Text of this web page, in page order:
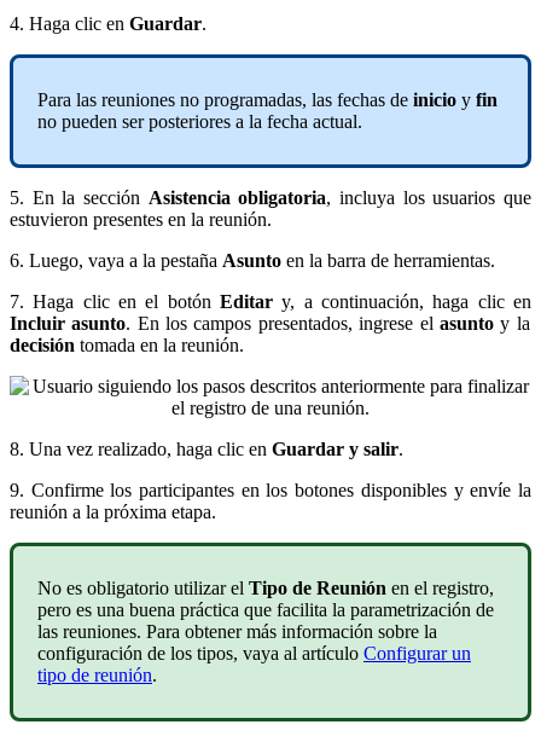
4. Haga clic en Guardar.
Para las reuniones no programadas, las fechas de inicio y fin
no pueden ser posteriores a la fecha actual.
5. En la sección Asistencia obligatoria, incluya los usuarios que
estuvieron presentes en la reunión.
6. Luego, vaya a la pestaña Asunto en la barra de herramientas.
7. Haga clic en el botón Editar y, a continuación, haga clic en
Incluir asunto. En los campos presentados, ingrese el asuntoy la
decisión tomada en la reunión.
8. Una vez realizado, haga clic en Guardar y salir.
9. Confirme los participantes en los botones disponibles y envíe la
reunión a la próxima etapa.
No es obligatorio utilizar el Tipo de Reunión en el registro,
pero es una buena práctica que facilita la parametrización de
las reuniones. Para obtener más información sobre la
configuración de los tipos, vaya al artículo Configurar un
tipo de reunión.